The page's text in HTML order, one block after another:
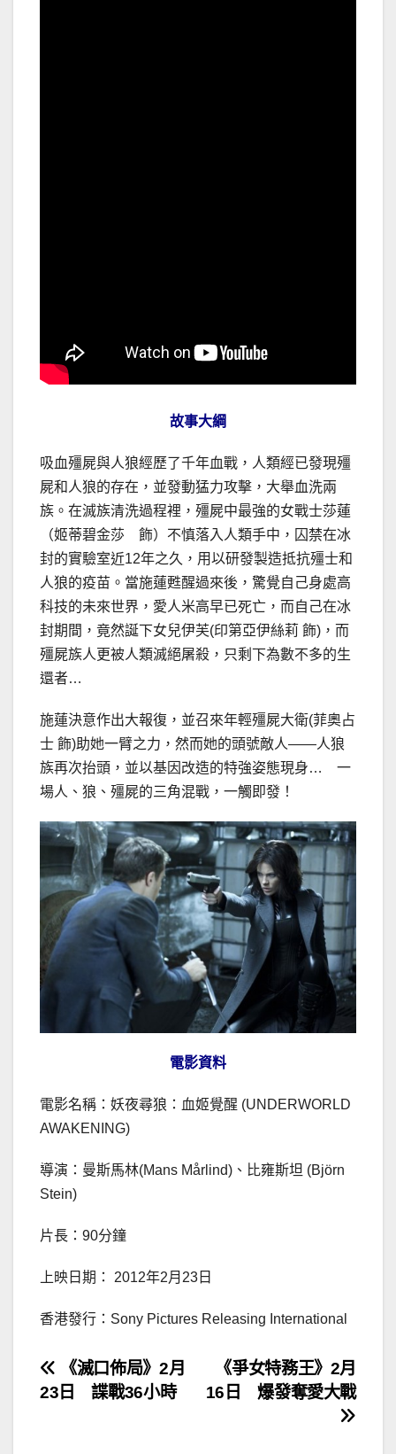
故事大綱
吸血殭屍與人狼經歷了千年血戰，人類經已發現殭
屍和人狼的存在，並發動猛力攻擊，大舉血洗兩
族。在滅族清洗過程裡，殭屍中最強的女戰士莎蓮
（姬蒂碧金莎 飾）不慎落入人類手中，囚禁在冰
封的實驗室近12年之久，用以研發製造抵抗殭士和
人狼的疫苗。當施蓮甦醒過來後，驚覺自己身處高
科技的未來世界，愛人米高早已死亡，而自己在冰
封期間，竟然誕下女兒伊芙(印第亞伊絲莉 飾)，而
殭屍族人更被人類滅絕屠殺，只剩下為數不多的生
還者…
施蓮決意作出大報復，並召來年輕殭屍大衛(菲奧占
士 飾)助她一臂之力，然而她的頭號敵人——人狼
族再次抬頭，並以基因改造的特強姿態現身… 一
場人、狼、殭屍的三角混戰，一觸即發！
電影資料
電影名稱：妖夜尋狼：血姬覺醒 (UNDERWORLD
AWAKENING)
導演：曼斯馬林(Mans Mårlind)、比雍斯坦 (Björn
Stein)
片長：90分鐘
上映日期： 2012年2月23日
香港發行：Sony Pictures Releasing International
文
章
《爭女特務王》2月
16日 爆發奪愛大戰
《滅口佈局》2月
23日 諜戰36小時